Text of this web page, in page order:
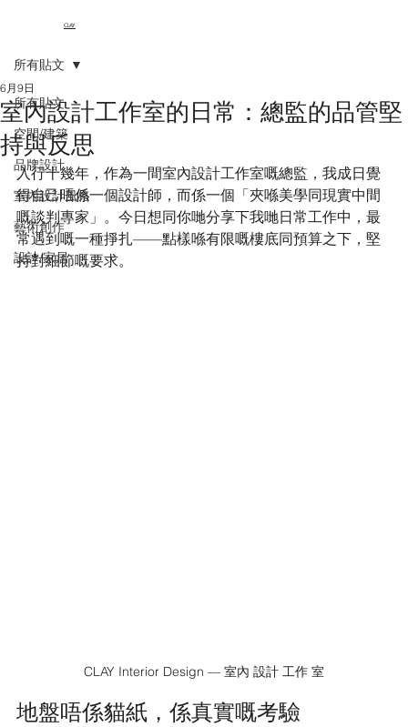
CLAY
所有貼文
空間/建築
品牌設計
室內設計風格
藝術創作
設計/家居
所有貼文
室內設計工作室的日常：總監的品管堅
持與反思
6月9日
入行十幾年，作為一間室內設計工作室嘅總監，我成日覺
得自己唔係一個設計師，而係一個「夾喺美學同現實中間
嘅談判專家」。今日想同你哋分享下我哋日常工作中，最
常遇到嘅一種掙扎——點樣喺有限嘅樓底同預算之下，堅
持對細節嘅要求。
CLAY Interior Design — 室內 設計 工作 室
地盤唔係貓紙，係真實嘅考驗